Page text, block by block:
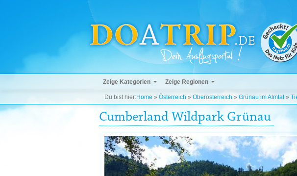
Zeige Kategorien Zeige Regionen
Du bist hier:Home » Österreich » Oberösterreich » Grünau im Almtal »
Cumberland Wildpark Grünau